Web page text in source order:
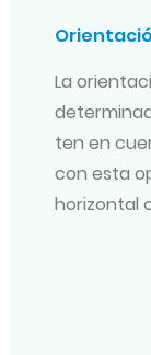
La
ten en
con esta
horizontal